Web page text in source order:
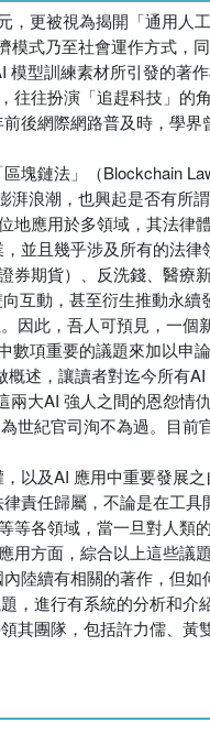
更被視為揭開「通用人
式乃至社會運作方式，
型訓練素材所引發的著作
往扮演「追趕科技」的
後網際網路普及時，學界
塊鏈法」（Blockchain
浪潮，也興起是否有所
應用於多領域，其法律
並且幾乎涉及所有的法
期貨）、反洗錢、醫療
互動，甚至衍生推動永
因此，吾人可預見，一個
項重要的議題來加以申論
述，讓讀者對迄今所有
大AI 強人之間的恩怨情
世紀官司洵不為過。目前
以及AI 應用中重要發展
責任歸屬，不論是在工具
各領域，當一旦對人類
方面，綜合以上這些議
陸續有相關的著作，但
，進行有系統的分析和介
其團隊，包括許力儒、